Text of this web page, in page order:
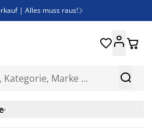
| Alles muss raus! 
Entdecke JYSK-B2B
ADSLEV um nur 40€ 
 